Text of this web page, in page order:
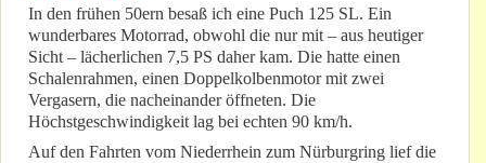
In den frühen 50ern besaß ich eine Puch 125 SL. Ein
wunderbares Motorrad, obwohl die nur mit – aus heutiger
Sicht – lächerlichen 7,5 PS daher kam. Die hatte einen
Schalenrahmen, einen Doppelkolbenmotor mit zwei
Vergasern, die nacheinander öffneten. Die
Höchstgeschwindigkeit lag bei echten 90 km/h.
Auf den Fahrten vom Niederrhein zum Nürburgring lief die